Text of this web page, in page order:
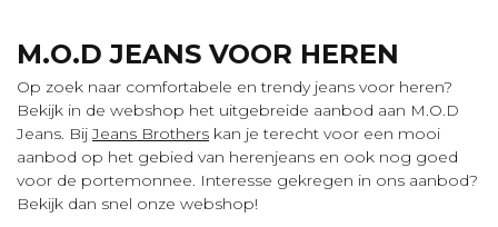
M.O.D JEANS VOOR HEREN
Op zoek naar comfortabele en trendy jeans voor heren?
Bekijk in de webshop het uitgebreide aanbod aan M.O.D
Jeans. BijJeans Brothers kan je terecht voor een mooi
aanbod op het gebied van herenjeans en ook nog goed
voor de portemonnee. Interesse gekregen in ons aanbod?
Bekijk dan snel onze webshop!